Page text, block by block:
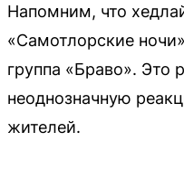
Напомним, что
«Самотлорские
группа «Браво». Это
неоднозначную
жителей.